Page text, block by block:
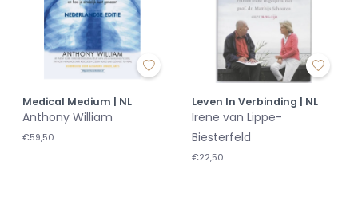
Medical Medium | NL
Anthony William
€59,50
Leven In Verbinding | NL
Irene van Lippe-
Biesterfeld
€22,50